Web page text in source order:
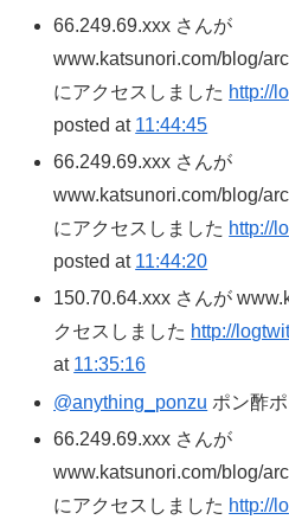
66.249.69.xxx さんが
www.katsunori.com/blog/
にアクセスしました http://
posted at 11:44:45
66.249.69.xxx さんが
www.katsunori.com/blog/
にアクセスしました http://
posted at 11:44:20
150.70.64.xxx さんが
クセスしました http://
at 11:35:16
@anything_ponzu ポン酢
66.249.69.xxx さんが
www.katsunori.com/blog/
にアクセスしました http://